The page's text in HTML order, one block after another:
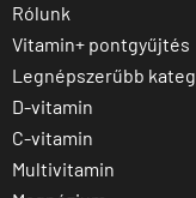
Rólunk
Vitamin+ pontgyűjtés
Legnépszerűbb
D-vitamin
C-vitamin
Multivitamin